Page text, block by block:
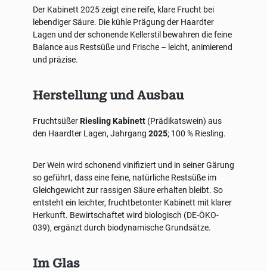
Der Kabinett 2025 zeigt eine reife, klare Frucht bei
lebendiger Säure. Die kühle Prägung der Haardter
Lagen und der schonende Kellerstil bewahren die feine
Balance aus Restsüße und Frische – leicht, animierend
und präzise.
Herstellung und Ausbau
FruchtsüßerRiesling Kabinett (Prädikatswein) aus
den Haardter Lagen, Jahrgang 2025; 100 % Riesling.
Der Wein wird schonend vinifiziert und in seiner Gärung
so geführt, dass eine feine, natürliche Restsüße im
Gleichgewicht zur rassigen Säure erhalten bleibt. So
entsteht ein leichter, fruchtbetonter Kabinett mit klarer
Herkunft. Bewirtschaftet wird biologisch (DE-ÖKO-
039), ergänzt durch biodynamische Grundsätze.
Im Glas